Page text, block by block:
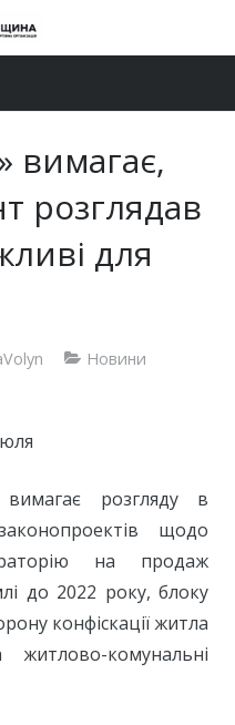
вимагає,
розглядав
для
Новини
вимагає розгляду в
щодо
на продаж
до 2022 року, блоку
конфіскації житла
комунальні